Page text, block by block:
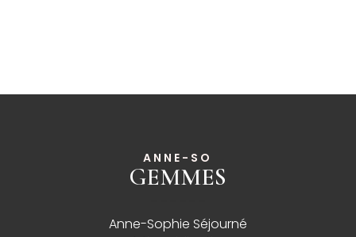
ANNE-SO
GEMMES
Anne-Sophie Séjourné